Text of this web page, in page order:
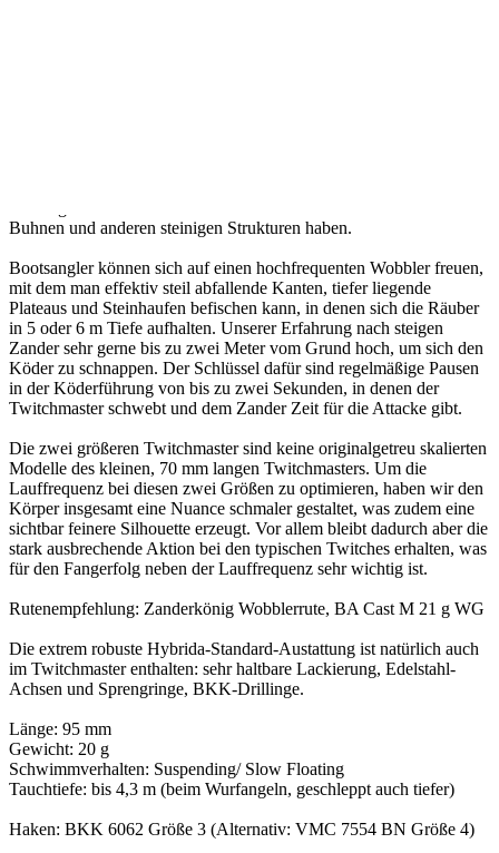
Buhnen und anderen steinigen Strukturen haben.
Bootsangler können sich auf einen hochfrequenten Wobbler freuen,
mit dem man effektiv steil abfallende Kanten, tiefer liegende
Plateaus und Steinhaufen befischen kann, in denen sich die Räuber
in 5 oder 6 m Tiefe aufhalten. Unserer Erfahrung nach steigen
Zander sehr gerne bis zu zwei Meter vom Grund hoch, um sich den
Köder zu schnappen. Der Schlüssel dafür sind regelmäßige Pausen
in der Köderführung von bis zu zwei Sekunden, in denen der
Twitchmaster schwebt und dem Zander Zeit für die Attacke gibt.
Die zwei größeren Twitchmaster sind keine originalgetreu skalierten
Modelle des kleinen, 70 mm langen Twitchmasters. Um die
Lauffrequenz bei diesen zwei Größen zu optimieren, haben wir den
Körper insgesamt eine Nuance schmaler gestaltet, was zudem eine
sichtbar feinere Silhouette erzeugt. Vor allem bleibt dadurch aber die
stark ausbrechende Aktion bei den typischen Twitches erhalten, was
für den Fangerfolg neben der Lauffrequenz sehr wichtig ist.
Rutenempfehlung: Zanderkönig Wobblerrute, BA Cast M 21 g WG
Die extrem robuste Hybrida-Standard-Austattung ist natürlich auch
im Twitchmaster enthalten: sehr haltbare Lackierung, Edelstahl-
Achsen und Sprengringe, BKK-Drillinge.
Länge: 95 mm
Gewicht: 20 g
Schwimmverhalten: Suspending/ Slow Floating
Tauchtiefe: bis 4,3 m (beim Wurfangeln, geschleppt auch tiefer)
Haken: BKK 6062 Größe 3 (Alternativ: VMC 7554 BN Größe 4)